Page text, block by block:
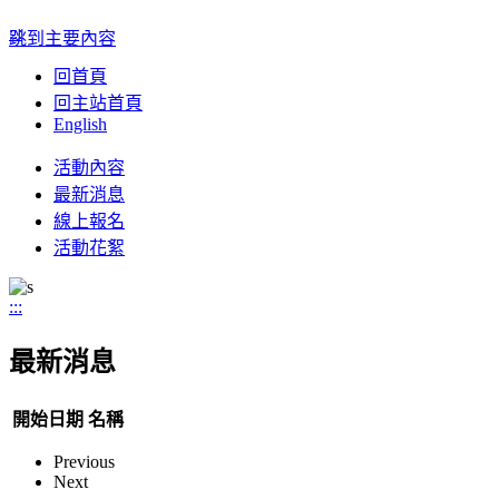
跳到主要內容
:::
回首頁
回主站首頁
English
Toggle
navigation
活動內容
最新消息
線上報名
活動花絮
:::
最新消息
開始日期 名稱
Previous
Next